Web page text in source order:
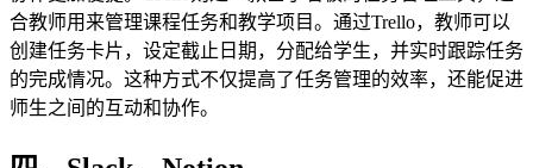
合教师用来管理课程任务和教学项目。通过Trello，教师可以
创建任务卡片，设定截止日期，分配给学生，并实时跟踪任务
的完成情况。这种方式不仅提高了任务管理的效率，还能促进
师生之间的互动和协作。